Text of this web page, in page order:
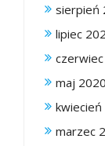
sierpień
lipiec
maj 2020
marzec